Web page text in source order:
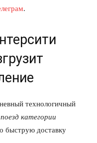
.
технологичный
поезд категории
быструю доставку